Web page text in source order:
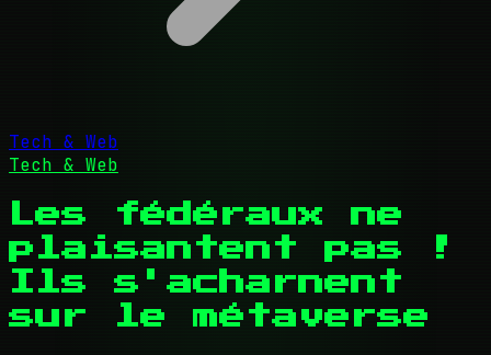
Tech & Web
Tech & Web
Les fédéraux ne
plaisantent pas !
Ils s'acharnent
sur le métaverse